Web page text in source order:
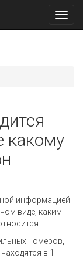
какому
информацией
виде, каким
номеров,
в 1